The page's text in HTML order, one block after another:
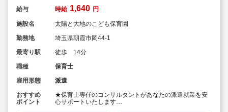
給与 時給 1,640 円
施設名
太陽と大地のこども保育園
勤務地
埼玉県朝霞市岡44-1
最寄り駅
徒歩 14分
職種
保育士
雇用形態
派遣
おすすめ
ポイント
★保育士専任のコンサルタントがあなたの派遣就業を安
心サポートいたします